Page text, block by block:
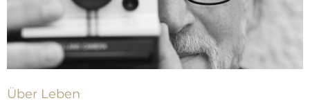
Über Leben